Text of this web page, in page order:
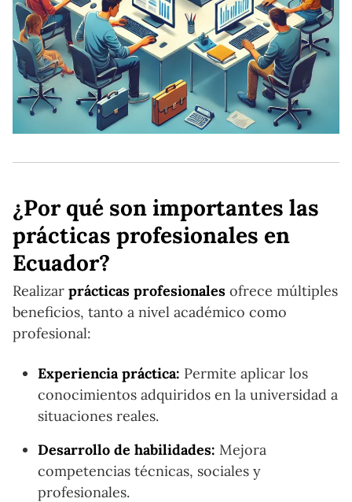
¿Por qué son importantes las
prácticas profesionales en
Ecuador?
Realizar prácticas profesionales ofrece múltiples
beneficios, tanto a nivel académico como
profesional:
Experiencia práctica: Permite aplicar los
conocimientos adquiridos en la universidad a
situaciones reales.
Desarrollo de habilidades: Mejora
competencias técnicas, sociales y
profesionales.